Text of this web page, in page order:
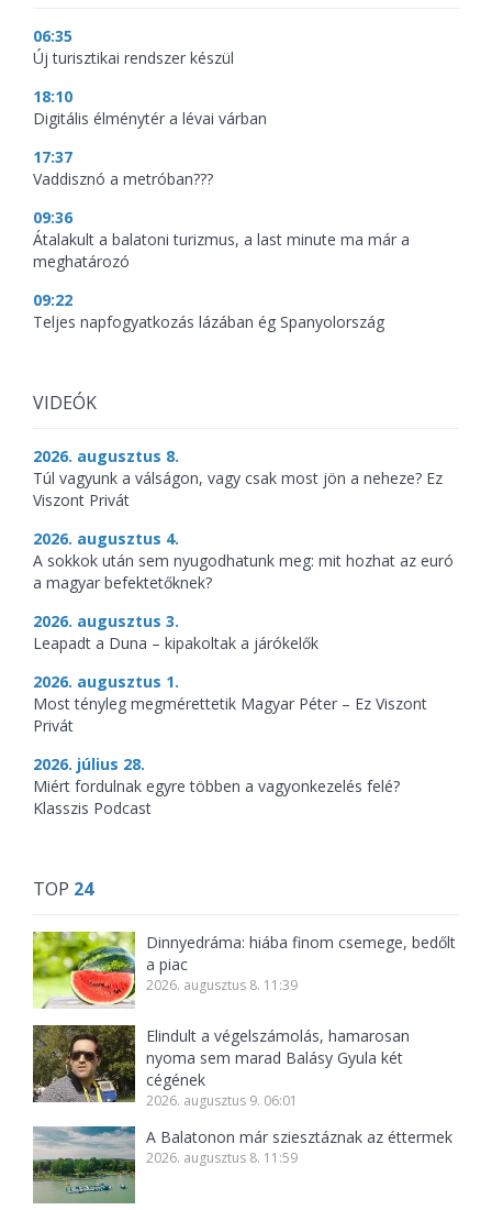
06:35
Új turisztikai rendszer készül
18:10
Digitális élménytér a lévai várban
17:37
Vaddisznó a metróban???
09:36
Átalakult a balatoni turizmus, a last minute ma már a
meghatározó
09:22
Teljes napfogyatkozás lázában ég Spanyolország
VIDEÓK
2026. augusztus 8.
Túl vagyunk a válságon, vagy csak most jön a neheze? Ez
Viszont Privát
2026. augusztus 4.
A sokkok után sem nyugodhatunk meg: mit hozhat az euró
a magyar befektetőknek?
2026. augusztus 3.
Leapadt a Duna – kipakoltak a járókelők
2026. augusztus 1.
Most tényleg megmérettetik Magyar Péter – Ez Viszont
Privát
2026. július 28.
Miért fordulnak egyre többen a vagyonkezelés felé?
Klasszis Podcast
TOP 24
Dinnyedráma: hiába finom csemege, bedőlt
a piac
2026. augusztus 8. 11:39
Elindult a végelszámolás, hamarosan
nyoma sem marad Balásy Gyula két
cégének
2026. augusztus 9. 06:01
A Balatonon már sziesztáznak az éttermek
2026. augusztus 8. 11:59